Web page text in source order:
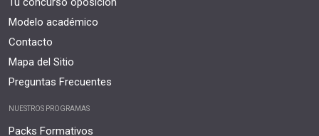
Modelo académico
Contacto
Mapa del Sitio
Preguntas Frecuentes
NUESTROS PROGRAMAS
Packs Formativos